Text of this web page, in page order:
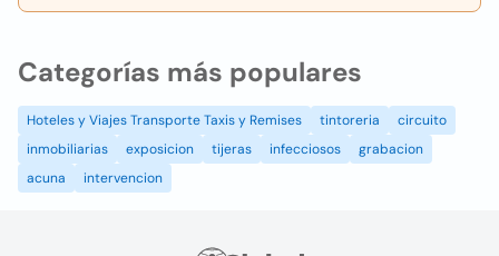
Categorías más populares
Hoteles y Viajes Transporte Taxis y Remises tintoreria
circuito
inmobiliarias
exposicion tijeras infecciosos
grabacion
acuna
intervencion